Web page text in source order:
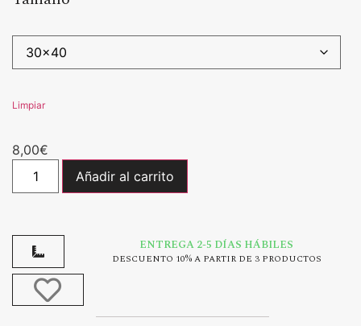
Limpiar
8,00€
Añadir al carrito
ENTREGA 2-5 DÍAS HÁBILES
DESCUENTO 10% A PARTIR DE 3 PRODUCTOS